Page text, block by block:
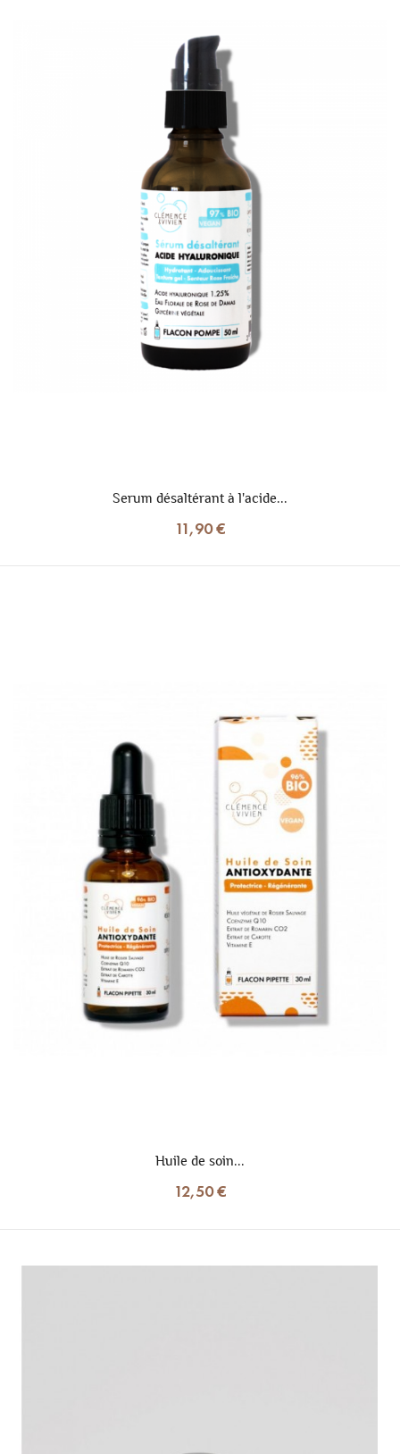
Serum désaltérant à l'acide...
11,90 €
Huile de soin...
12,50 €